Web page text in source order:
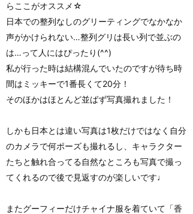
らここがオススメ☆
日本での整列なしのグリーティングでなかなか
声がかけられない…整列グリは長い列で並ぶの
は…って人にはぴったり(^^)
私が行った時は結構混んでいたのですが待ち時
間はミッキーで1番長くて20分！
そのほかはほとんど並ばず写真撮れました！
しかも日本とは違い写真は1枚だけではなく自分
のカメラで何ポーズも撮れるし、キャラクター
たちと触れ合ってる自然なところも写真で撮っ
てくれるので後で見返すのが楽しいです♩
またグーフィーだけチャイナ服を着ていて「香